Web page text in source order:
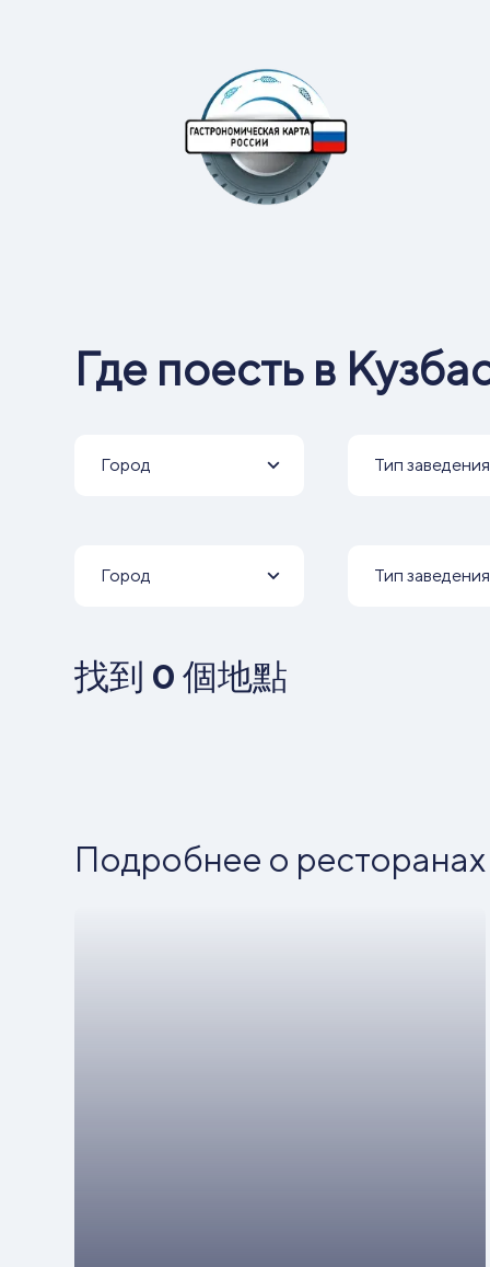
Где поесть в
Город Тип заведения
Город Тип заведения
找到 0 個地點
Подробнее о ресторанах